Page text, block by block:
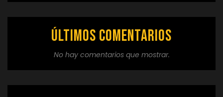
Últimos comentarios
No hay comentarios que mostrar.